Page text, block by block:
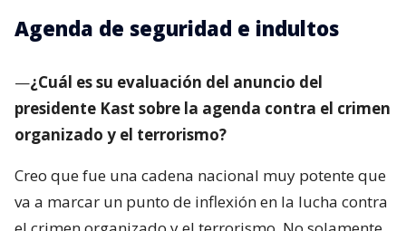
Agenda de seguridad e indultos
—¿Cuál es su evaluación del anuncio del
presidente Kast sobre la agenda contra el crimen
organizado y el terrorismo?
Creo que fue una cadena nacional muy potente que
va a marcar un punto de inflexión en la lucha contra